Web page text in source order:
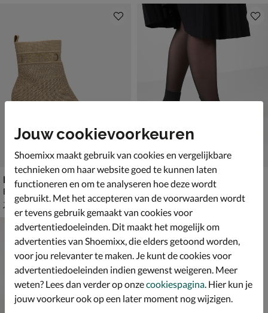
La Strada
Enkellaarsjes - goud
van € 79,99 voor € 55,99
79 99 55 ,99
La Strada
€ 89,99
89 ,99
Jouw cookievoorkeuren
Shoemixx maakt gebruik van cookies en vergelijkbare
technieken om haar website goed te kunnen laten
functioneren en om te analyseren hoe deze wordt
gebruikt. Met het accepteren van de voorwaarden wordt
er tevens gebruik gemaakt van cookies voor
advertentiedoeleinden. Dit maakt het mogelijk om
advertenties van Shoemixx, die elders getoond worden,
voor jou relevanter te maken. Je kunt de cookies voor
advertentiedoeleinden indien gewenst weigeren. Meer
weten? Lees dan verder op onzecookiespagina. Hier kun je
jouw voorkeur ook op een later moment nog wijzigen.